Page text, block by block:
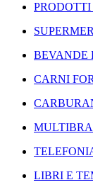
BEVANDE
CARNI
LIBRI E